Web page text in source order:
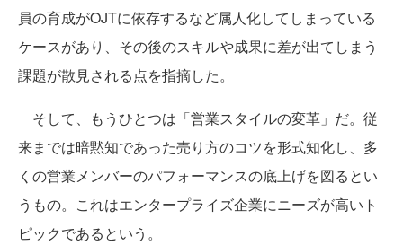
員の育成がOJTに依存するなど属人化してしまっている
ケースがあり、その後のスキルや成果に差が出てしまう
課題が散見される点を指摘した。
そして、もうひとつは「営業スタイルの変革」だ。従
来までは暗黙知であった売り方のコツを形式知化し、多
くの営業メンバーのパフォーマンスの底上げを図るとい
うもの。これはエンタープライズ企業にニーズが高いト
ピックであるという。